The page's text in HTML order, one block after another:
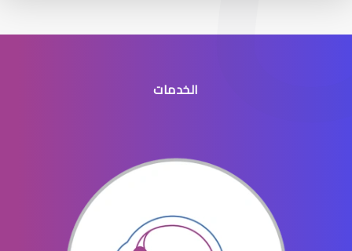
جراحه تجميل العيون
جراحة تجميل العينين
الخدمات